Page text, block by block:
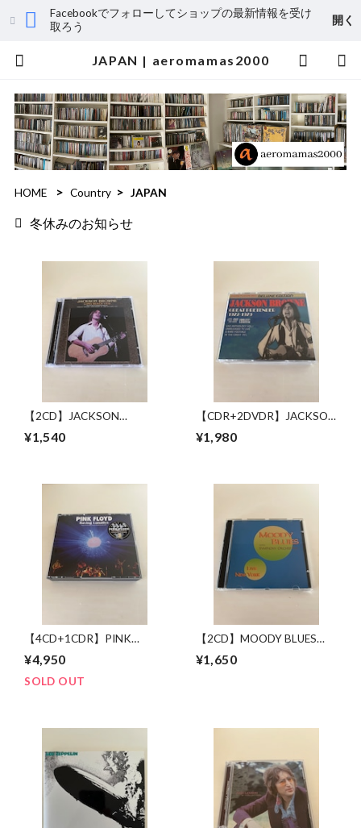
Facebookでフォローしてショップの最新情報を受け
取ろう
開く
JAPAN | aeromamas2000
HOME Country JAPAN
冬休みのお知らせ
【2CD】JACKSON
1978 MIKE MILLARD 1ST
¥1,540
【CDR+2DVDR】JACKSON
PRETENDER 1972-1979
¥1,980
【4CD+1CDR】PINK
¥4,950
SOLD OUT
【2CD】MOODY BLUES
ORCHESTRA / LIVE IN NEW
¥1,650